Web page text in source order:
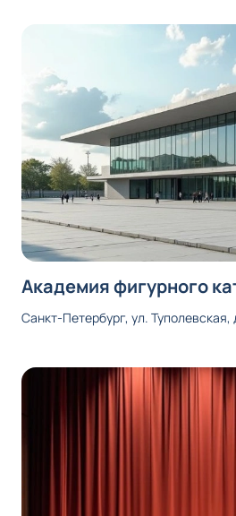
Академия фигурного
Санкт-Петербург, ул. Туполевская,